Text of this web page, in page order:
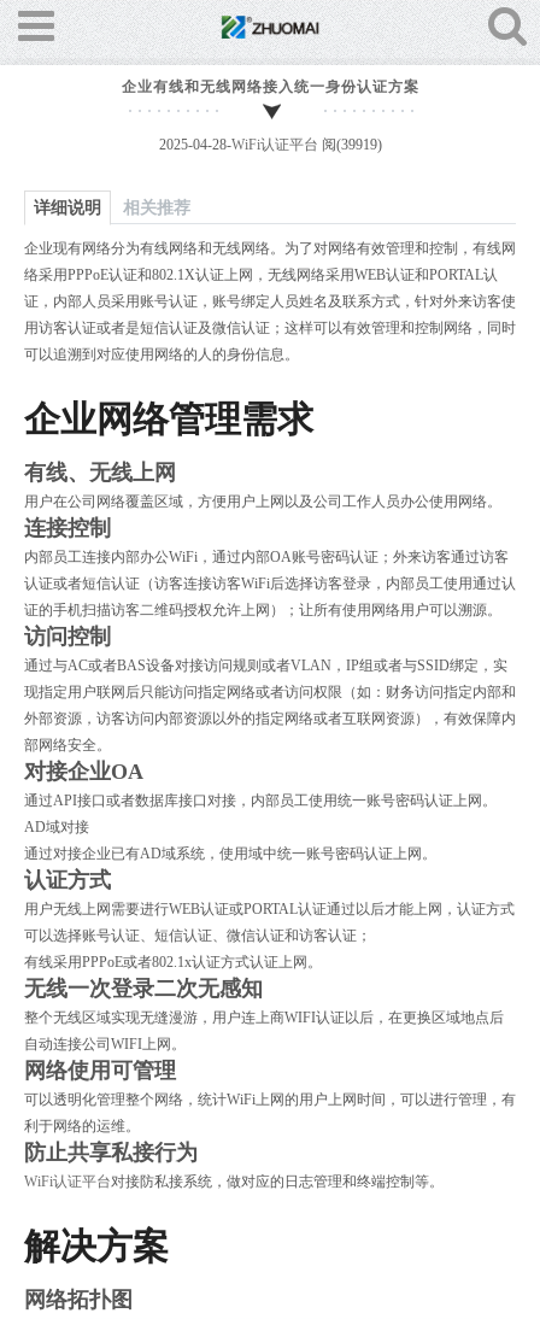
企业有线和无线网络接入统一身份认证方案
2025-04-28-WiFi认证平台 阅(39919)
详细说明 相关推荐
企业现有网络分为有线网络和无线网络。为了对网络有效管理和控制，有线网
络采用PPPoE认证和802.1X认证上网，无线网络采用WEB认证和PORTAL认
证，内部人员采用账号认证，账号绑定人员姓名及联系方式，针对外来访客使
用访客认证或者是短信认证及微信认证；这样可以有效管理和控制网络，同时
可以追溯到对应使用网络的人的身份信息。
企业网络管理需求
有线、无线上网
用户在公司网络覆盖区域，方便用户上网以及公司工作人员办公使用网络。
连接控制
内部员工连接内部办公WiFi，通过内部OA账号密码认证；外来访客通过访客
认证或者短信认证（访客连接访客WiFi后选择访客登录，内部员工使用通过认
证的手机扫描访客二维码授权允许上网）；让所有使用网络用户可以溯源。
访问控制
通过与AC或者BAS设备对接访问规则或者VLAN，IP组或者与SSID绑定，实
现指定用户联网后只能访问指定网络或者访问权限（如：财务访问指定内部和
外部资源，访客访问内部资源以外的指定网络或者互联网资源），有效保障内
部网络安全。
对接企业OA
通过API接口或者数据库接口对接，内部员工使用统一账号密码认证上网。
AD域对接
通过对接企业已有AD域系统，使用域中统一账号密码认证上网。
认证方式
用户无线上网需要进行WEB认证或PORTAL认证通过以后才能上网，认证方式
可以选择账号认证、短信认证、微信认证和访客认证；
有线采用PPPoE或者802.1x认证方式认证上网。
无线一次登录二次无感知
整个无线区域实现无缝漫游，用户连上商WIFI认证以后，在更换区域地点后
自动连接公司WIFI上网。
网络使用可管理
可以透明化管理整个网络，统计WiFi上网的用户上网时间，可以进行管理，有
利于网络的运维。
防止共享私接行为
WiFi认证平台对接防私接系统，做对应的日志管理和终端控制等。
解决方案
网络拓扑图